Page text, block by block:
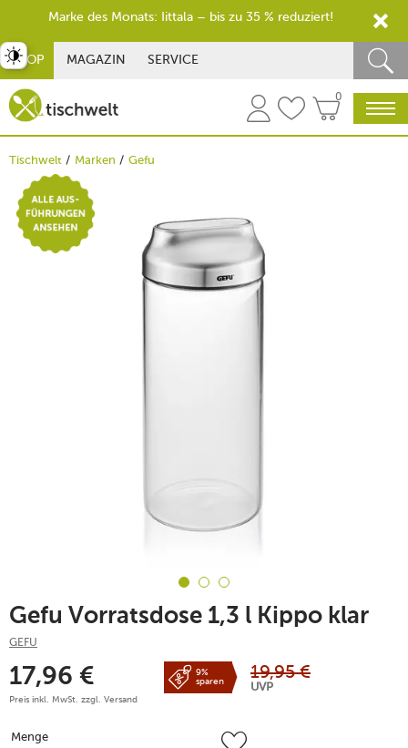
SHOP MAGAZIN SERVICE
0
Tischwelt Marken Gefu
Gefu Vorratsdose 1,3 l Kippo klar
GEFU
17,96 €
Preis inkl. MwSt. zzgl. Versand
9%
sparen
19,95 €
UVP
Menge
Menge
umschalten
Marke des Monats: Iittala – bis zu 35 % reduziert!